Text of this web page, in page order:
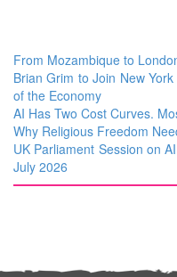
From Mozambique to
Brian Grim to Join New
of the Economy
AI Has Two Cost Curves.
Why Religious Freedom
UK Parliament Session on
July 2026